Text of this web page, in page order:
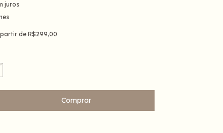
juros
de R$299,00